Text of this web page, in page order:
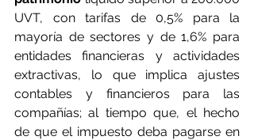
UVT, con tarifas de 0,5% para la
mayoría de sectores y de 1,6% para
entidades financieras y actividades
extractivas, lo que implica ajustes
contables y financieros para las
compañías; al tiempo que, el hecho
de que el impuesto deba pagarse en